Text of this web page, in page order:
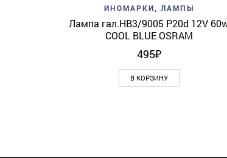
Add to wishlist Quick View
ИНОМАРКИ ЛАМПЫ
Лампа гал.HB3/9005 P20d 12V
COOL BLUE OSRAM
495₽
В КОРЗИНУ